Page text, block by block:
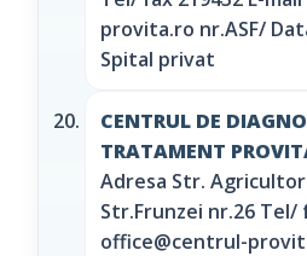
provita.ro nr.ASF/
Spital privat
CENTRUL DE
TRATAMENT
Adresa Str.
Str.Frunzei nr.26 Tel/
office@centrul-